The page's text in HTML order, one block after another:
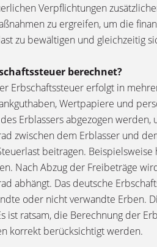
Verpflichtungen
zu ergreifen, um die
zu bewältigen und gleichzeitig
berechnet?
Erbschaftssteuer erfolgt in
Wertpapiere und
Erblassers abgezogen
zwischen dem Erblasser und
beitragen.
Nach Abzug der Freibeträge
abhängt. Das deutsche
oder nicht verwandte Erben.
ist ratsam, die Berechnung der
korrekt berücksichtigt werden.